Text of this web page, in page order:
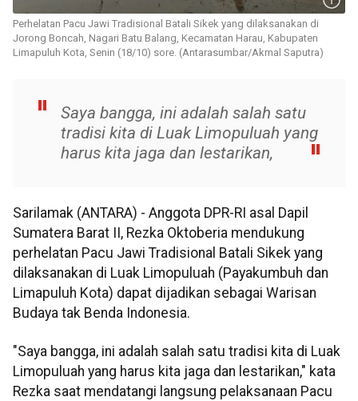
Perhelatan Pacu Jawi Tradisional Batali Sikek yang dilaksanakan di
Jorong Boncah, Nagari Batu Balang, Kecamatan Harau, Kabupaten
Limapuluh Kota, Senin (18/10) sore. (Antarasumbar/Akmal Saputra)
Saya bangga, ini adalah salah satu
tradisi kita di Luak Limopuluah yang
harus kita jaga dan lestarikan,
Sarilamak (ANTARA) - Anggota DPR-RI asal Dapil
Sumatera Barat II, Rezka Oktoberia mendukung
perhelatan Pacu Jawi Tradisional Batali Sikek yang
dilaksanakan di Luak Limopuluah (Payakumbuh dan
Limapuluh Kota) dapat dijadikan sebagai Warisan
Budaya tak Benda Indonesia.
"Saya bangga, ini adalah salah satu tradisi kita di Luak
Limopuluah yang harus kita jaga dan lestarikan," kata
Rezka saat mendatangi langsung pelaksanaan Pacu